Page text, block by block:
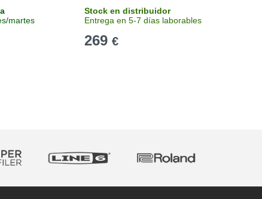
martes
Stock en distribuidor
Entrega en 5-7 días laborables
269 €